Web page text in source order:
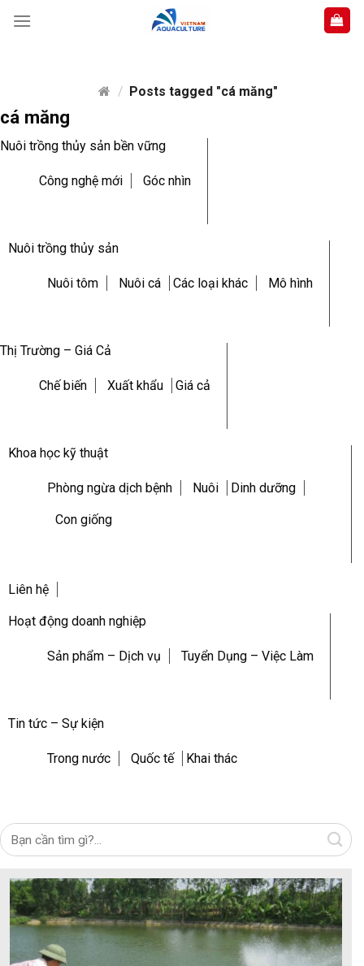
/ Posts tagged "cá măng"
cá măng
Nuôi trồng thủy sản bền vững
Công nghệ mới Góc nhìn
Nuôi trồng thủy sản
Nuôi tôm Nuôi cá Các loại khác Mô hình
Thị Trường – Giá Cả
Chế biến Xuất khẩu Giá cả
Khoa học kỹ thuật
Phòng ngừa dịch bệnh Nuôi Dinh dưỡng
Con giống
Liên hệ
Hoạt động doanh nghiệp
Sản phẩm – Dịch vụ Tuyển Dụng – Việc Làm
Tin tức – Sự kiện
Trong nước Quốc tế Khai thác